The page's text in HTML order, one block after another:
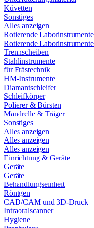
Küvetten
Sonstiges
Alles anzeigen
Rotierende Laborinstrumente
Rotierende Laborinstrumente
Trennscheiben
Stahlinstrumente
für Frästechnik
HM-Instrumente
Diamantschleifer
Schleifkörper
Polierer & Bürsten
Mandrelle & Träger
Sonstiges
Alles anzeigen
Alles anzeigen
Alles anzeigen
Einrichtung & Geräte
Geräte
Geräte
Behandlungseinheit
Röntgen
CAD/CAM und 3D-Druck
Intraoralscanner
Hygiene